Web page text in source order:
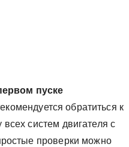
пуске
обратиться к
систем двигателя с
проверки можно